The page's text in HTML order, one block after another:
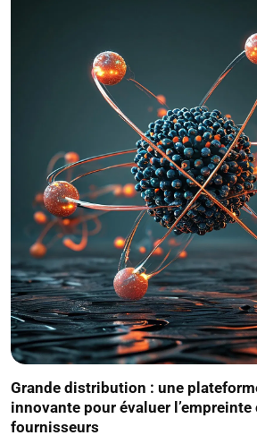
Grande distribution : une
innovante pour évaluer l’empreinte
fournisseurs